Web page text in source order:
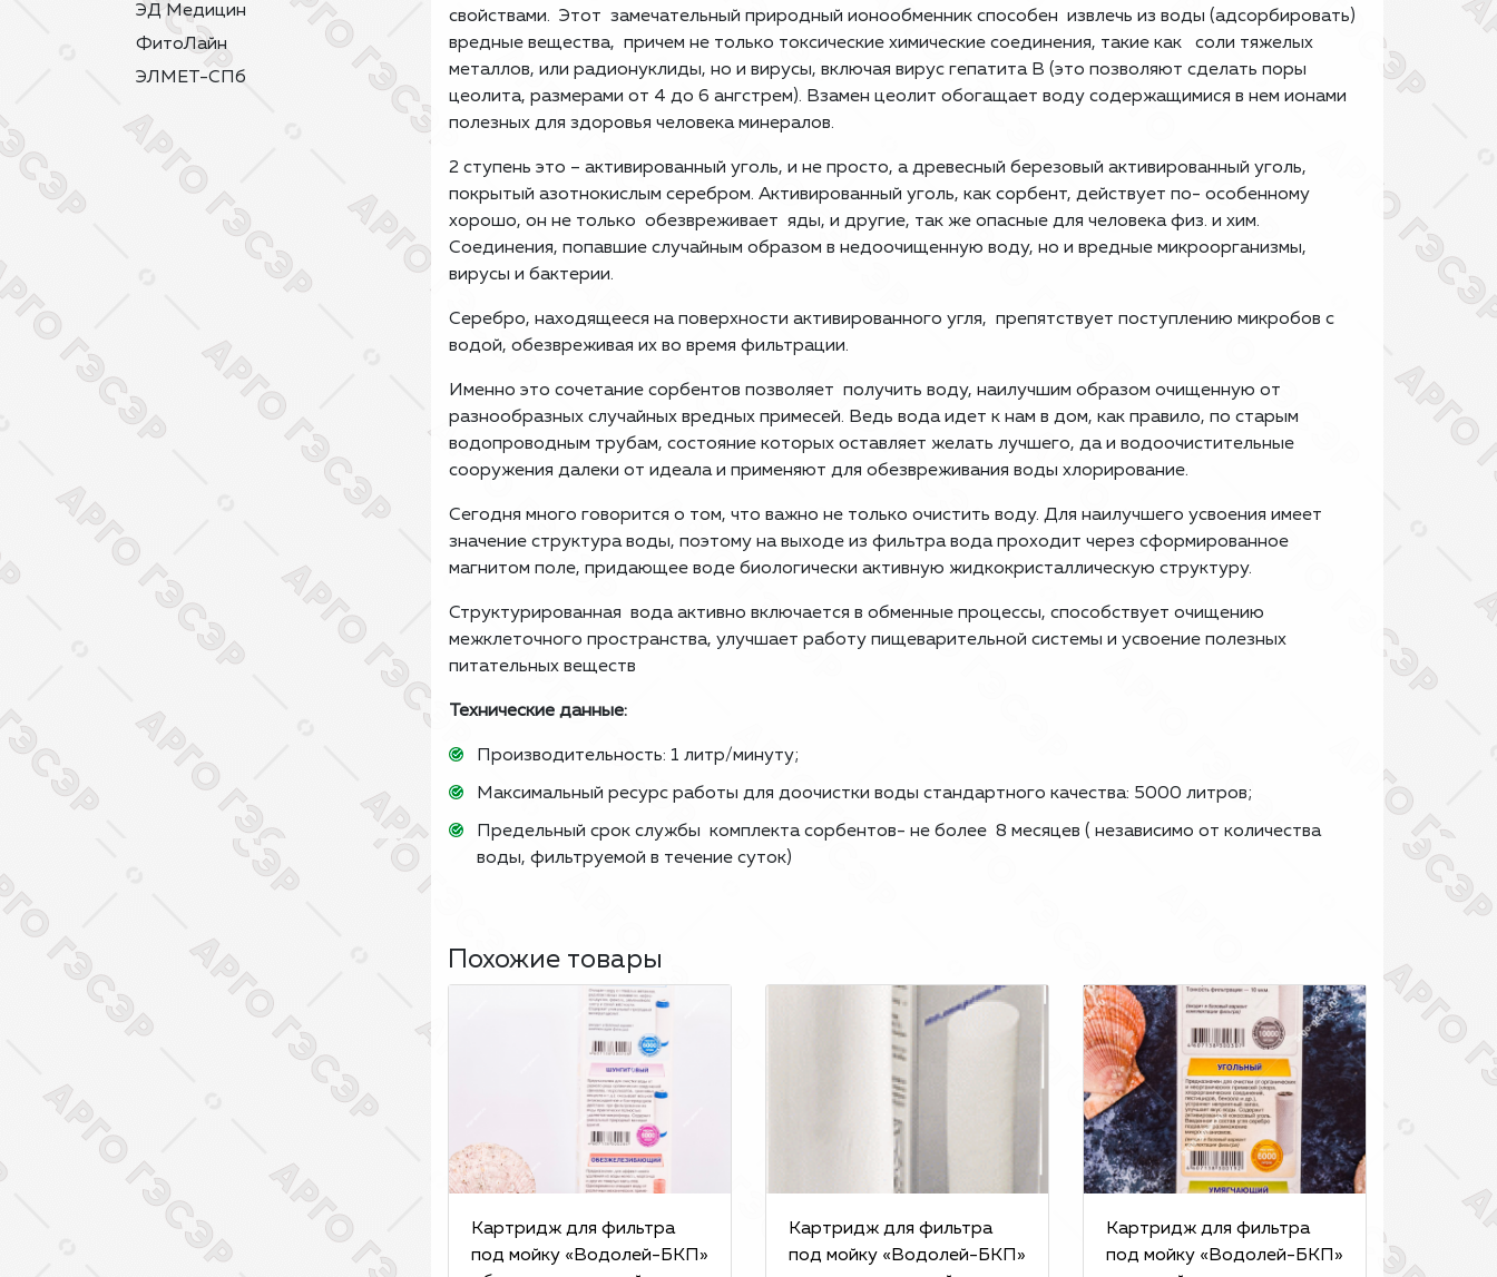
ЭД Медицин
ФитоЛайн
ЭЛМЕТ-СПб
свойствами. Этот замечательный природный ионообменник способен извлечь из воды (адсорбировать)
вредные вещества, причем не только токсические химические соединения, такие как соли тяжелых
металлов, или радионуклиды, но и вирусы, включая вирус гепатита В (это позволяют сделать поры
цеолита, размерами от 4 до 6 ангстрем). Взамен цеолит обогащает воду содержащимися в нем ионами
полезных для здоровья человека минералов.
2 ступень это – активированный уголь, и не просто, а древесный березовый активированный уголь,
покрытый азотнокислым серебром. Активированный уголь, как сорбент, действует по- особенному
хорошо, он не только обезвреживает яды, и другие, так же опасные для человека физ. и хим.
Соединения, попавшие случайным образом в недоочищенную воду, но и вредные микроорганизмы,
вирусы и бактерии.
Серебро, находящееся на поверхности активированного угля, препятствует поступлению микробов с
водой, обезвреживая их во время фильтрации.
Именно это сочетание сорбентов позволяет получить воду, наилучшим образом очищенную от
разнообразных случайных вредных примесей. Ведь вода идет к нам в дом, как правило, по старым
водопроводным трубам, состояние которых оставляет желать лучшего, да и водоочистительные
сооружения далеки от идеала и применяют для обезвреживания воды хлорирование.
Сегодня много говорится о том, что важно не только очистить воду. Для наилучшего усвоения имеет
значение структура воды, поэтому на выходе из фильтра вода проходит через сформированное
магнитом поле, придающее воде биологически активную жидкокристаллическую структуру.
Структурированная вода активно включается в обменные процессы, способствует очищению
межклеточного пространства, улучшает работу пищеварительной системы и усвоение полезных
питательных веществ
Технические данные:
Производительность: 1 литр/минуту;
Максимальный ресурс работы для доочистки воды стандартного качества: 5000 литров;
Предельный срок службы комплекта сорбентов- не более 8 месяцев ( независимо от количества
воды, фильтруемой в течение суток)
Похожие товары
Картридж для фильтра
под мойку «Водолей-БКП»
Картридж для фильтра
под мойку «Водолей-БКП»
Картридж для фильтра
под мойку «Водолей-БКП»